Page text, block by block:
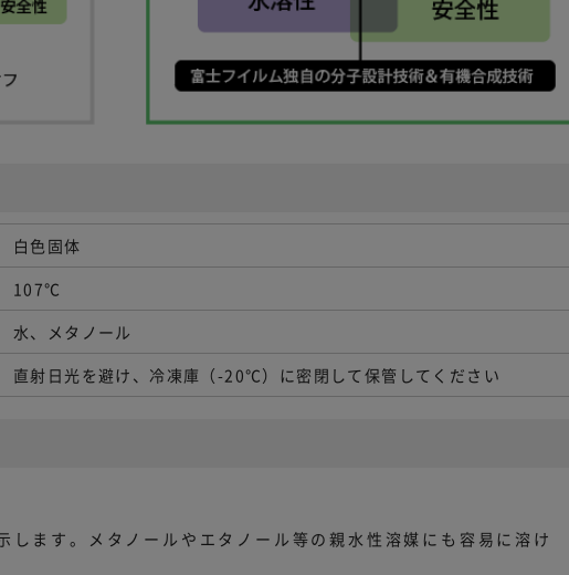
白色固体
107℃
水、メタノール
直射日光を避け、冷凍庫（-20℃）に密閉して保管してください
します。メタノールやエタノール等の親水性溶媒にも容易に溶け